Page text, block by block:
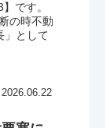
です。
の時不動
」として
2026.06.22